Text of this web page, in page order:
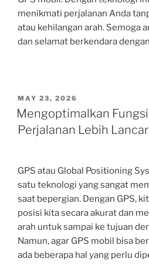
menikmati perjalanan Anda
atau kehilangan arah. Semoga
dan selamat berkendara
POSTED
ON
MAY 23, 2026
Mengoptimalkan
Perjalanan Lebih Lancar
GPS atau Global Positioning
satu teknologi yang sangat
saat bepergian. Dengan GPS,
posisi kita secara akurat dan
arah untuk sampai ke tujuan
Namun, agar GPS mobil bisa
ada beberapa hal yang perlu